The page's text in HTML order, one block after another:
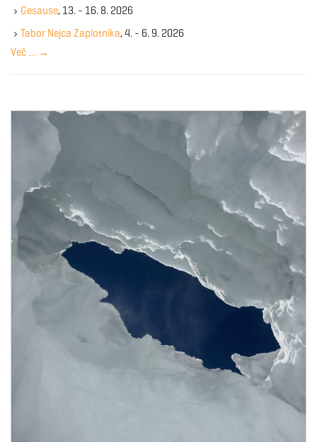
e
y
w
r
Gesause, 13. - 16. 8. 2026
Tabor Nejca Zaplotnika, 4. - 6. 9. 2026
Več … →